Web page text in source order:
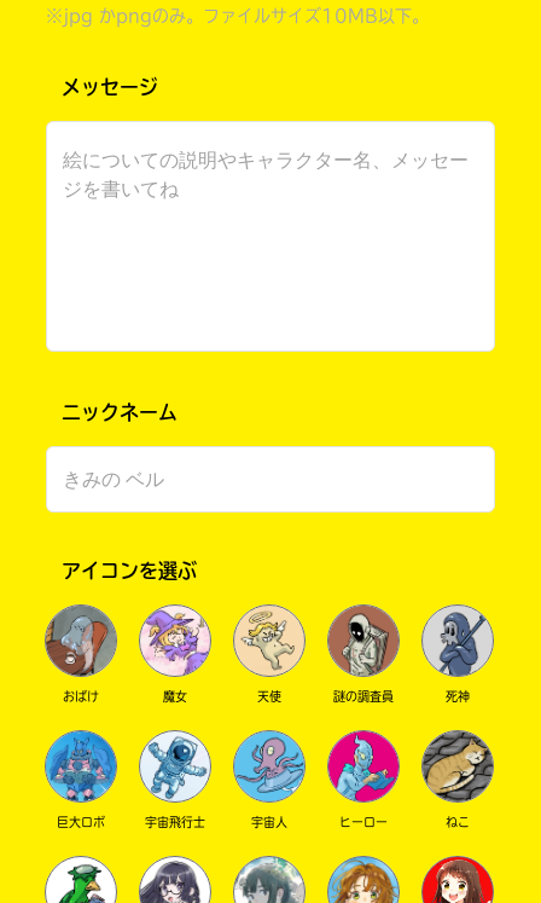
みんなからのお手紙が
このマチのことを
もっと知りたい
キミに
※jpg かpngのみ。ファイルサイズ10MB以下。
メッセージ
ニックネーム
アイコンを選ぶ
おばけ 魔女 天使 謎の調査員 死神
巨大ロボ 宇宙飛行士 宇宙人 ヒーロー ねこ